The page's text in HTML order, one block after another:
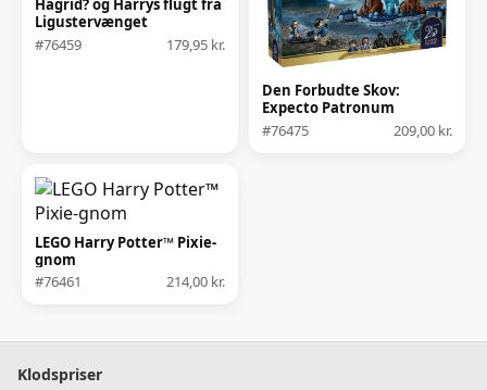
Hagrid? og Harrys flugt fra
Ligustervænget
#76459
179,95 kr.
Den Forbudte Skov:
Expecto Patronum
#76475
209,00 kr.
LEGO Harry Potter™ Pixie-
gnom
#76461
214,00 kr.
Klodspriser